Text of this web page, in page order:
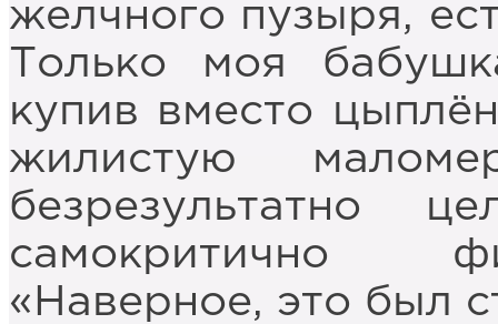
желчного пузыря,
Только моя
купив вместо
жилистую
безрезультатно
самокритично
«Наверное, это был